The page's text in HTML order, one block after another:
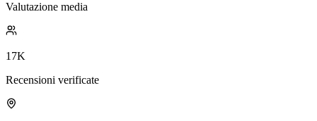
Valutazione media
17K
Recensioni verificate